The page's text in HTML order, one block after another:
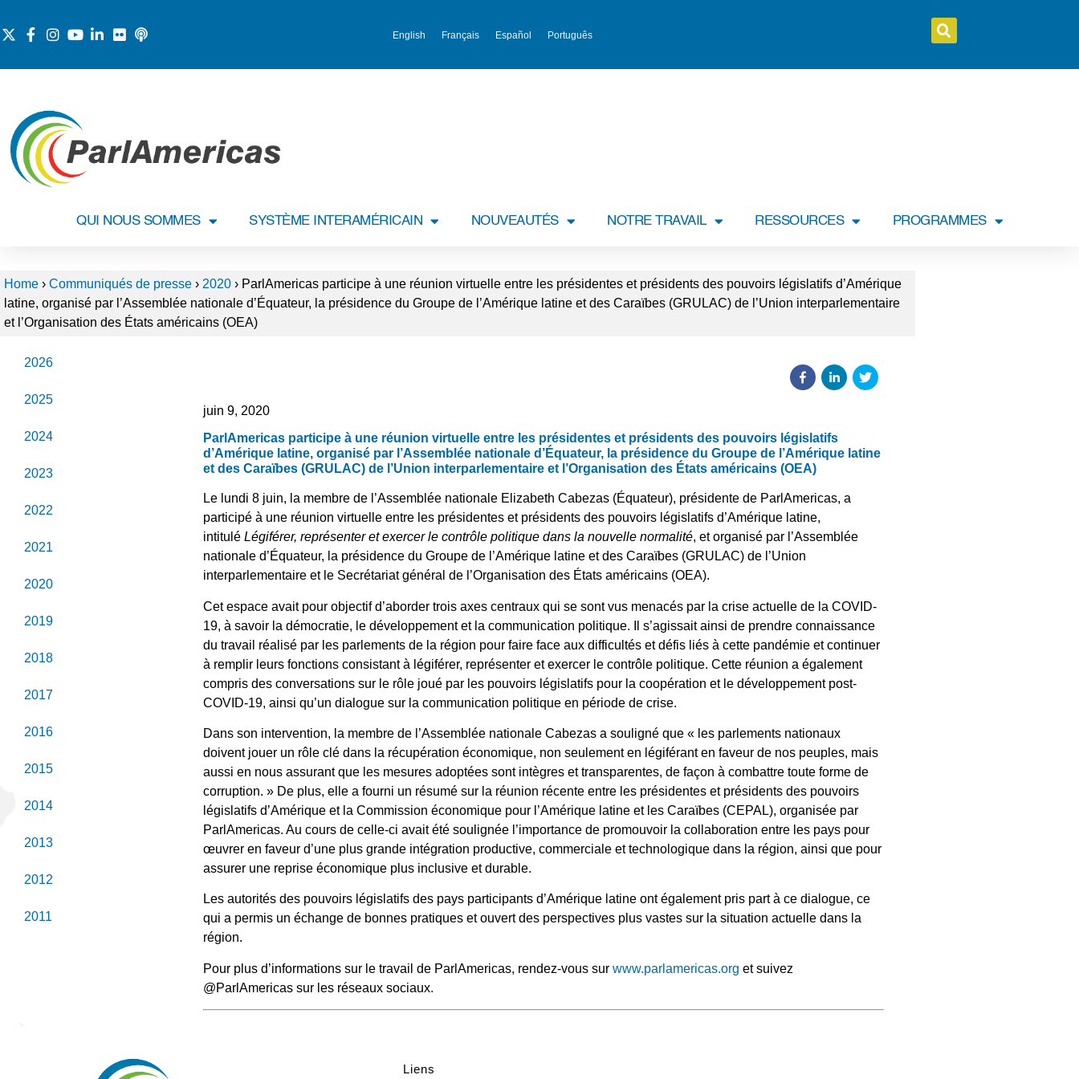
English Français Español Português
QUI NOUS SOMMES SYSTÈME INTERAMÉRICAIN NOUVEAUTÉS NOTRE TRAVAIL RESSOURCES PROGRAMMES
Home › Communiqués de presse › 2020 › ParlAmericas participe à une réunion virtuelle entre les présidentes et présidents des pouvoirs législatifs d’Amérique
latine, organisé par l’Assemblée nationale d’Équateur, la présidence du Groupe de l’Amérique latine et des Caraïbes (GRULAC) de l’Union interparlementaire
et l’Organisation des États américains (OEA)
2026
2025
2024
2023
2022
2021
2020
2019
2018
2017
2016
2015
2014
2013
2012
2011
juin 9, 2020
ParlAmericas participe à une réunion virtuelle entre les présidentes et présidents des pouvoirs législatifs
d’Amérique latine, organisé par l’Assemblée nationale d’Équateur, la présidence du Groupe de l’Amérique latine
et des Caraïbes (GRULAC) de l’Union interparlementaire et l’Organisation des États américains (OEA)
Le lundi 8 juin, la membre de l’Assemblée nationale Elizabeth Cabezas (Équateur), présidente de ParlAmericas, a
participé à une réunion virtuelle entre les présidentes et présidents des pouvoirs législatifs d’Amérique latine,
intituléLégiférer, représenter et exercer le contrôle politique dans la nouvelle normalité, et organisé par l’Assemblée
nationale d’Équateur, la présidence du Groupe de l’Amérique latine et des Caraïbes (GRULAC) de l’Union
interparlementaire et le Secrétariat général de l’Organisation des États américains (OEA).
Cet espace avait pour objectif d’aborder trois axes centraux qui se sont vus menacés par la crise actuelle de la COVID-
19, à savoir la démocratie, le développement et la communication politique. Il s’agissait ainsi de prendre connaissance
du travail réalisé par les parlements de la région pour faire face aux difficultés et défis liés à cette pandémie et continuer
à remplir leurs fonctions consistant à légiférer, représenter et exercer le contrôle politique. Cette réunion a également
compris des conversations sur le rôle joué par les pouvoirs législatifs pour la coopération et le développement post-
COVID-19, ainsi qu’un dialogue sur la communication politique en période de crise.
Dans son intervention, la membre de l’Assemblée nationale Cabezas a souligné que « les parlements nationaux
doivent jouer un rôle clé dans la récupération économique, non seulement en légiférant en faveur de nos peuples, mais
aussi en nous assurant que les mesures adoptées sont intègres et transparentes, de façon à combattre toute forme de
corruption. » De plus, elle a fourni un résumé sur la réunion récente entre les présidentes et présidents des pouvoirs
législatifs d’Amérique et la Commission économique pour l’Amérique latine et les Caraïbes (CEPAL), organisée par
ParlAmericas. Au cours de celle-ci avait été soulignée l’importance de promouvoir la collaboration entre les pays pour
œuvrer en faveur d’une plus grande intégration productive, commerciale et technologique dans la région, ainsi que pour
assurer une reprise économique plus inclusive et durable.
Les autorités des pouvoirs législatifs des pays participants d’Amérique latine ont également pris part à ce dialogue, ce
qui a permis un échange de bonnes pratiques et ouvert des perspectives plus vastes sur la situation actuelle dans la
région.
Pour plus d’informations sur le travail de ParlAmericas, rendez-vous surwww.parlamericas.org et suivez
@ParlAmericas sur les réseaux sociaux.
Liens